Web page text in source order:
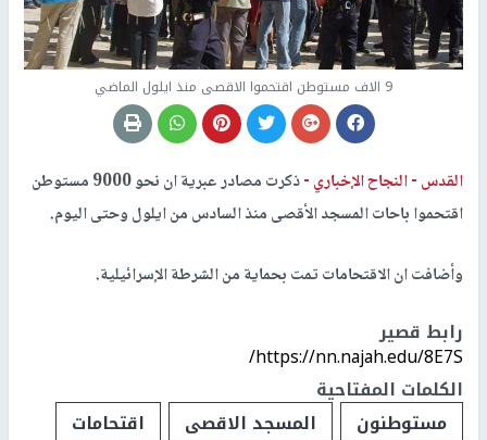
9 الاف مستوطن اقتحموا الاقصى منذ ايلول الماضي
القدس -النجاح الإخباري -
ذكرت مصادر عبرية ان نحو 9000 مستوطن
اقتحموا باحات المسجد الأقصى منذ السادس من ايلول وحتى اليوم.
وأضافت ان الاقتحامات تمت بحماية من الشرطة الإسرائيلية.
رابط قصير
https://nn.najah.edu/8E7S/
الكلمات المفتاحية
مستوطنون
المسجد الاقصى اقتحامات